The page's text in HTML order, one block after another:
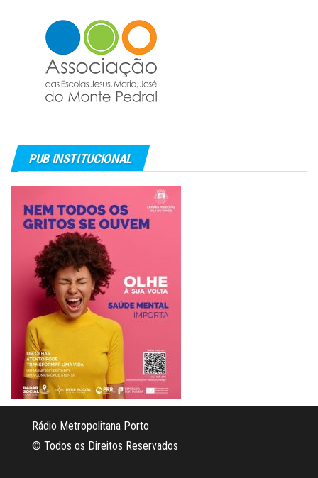
PUB INSTITUCIONAL
Rádio Metropolitana Porto
© Todos os Direitos Reservados